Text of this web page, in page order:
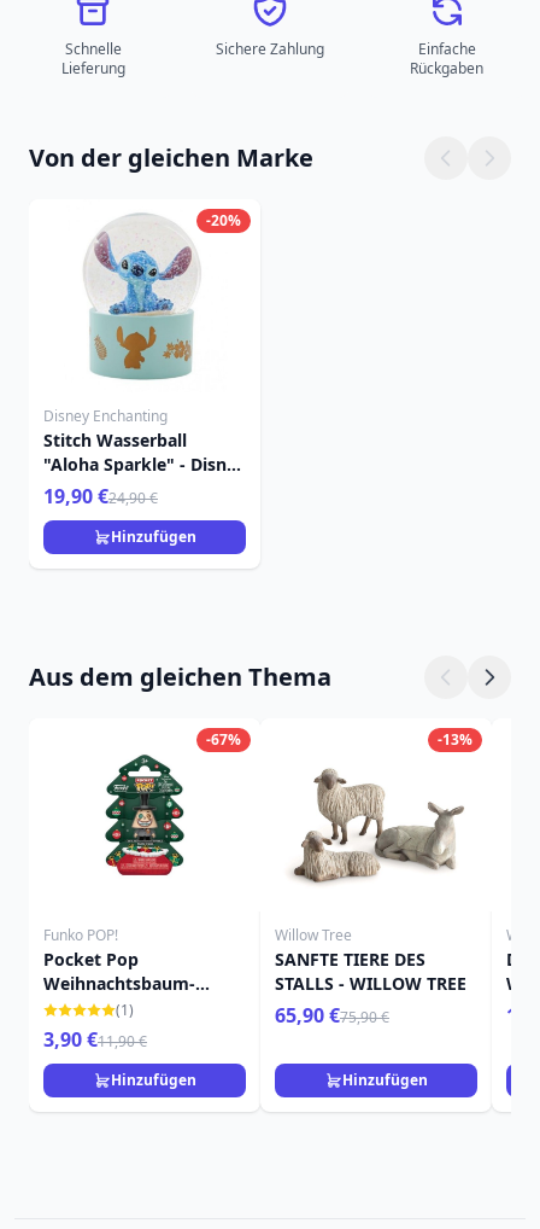
Schnelle
Lieferung
Sichere Zahlung
Einfache
Rückgaben
Von der gleichen Marke
-20%
Disney Enchanting
Stitch Wasserball
"Aloha Sparkle" - Disney
Enchanting
19,90 €24,90 €
Hinzufügen
Aus dem gleichen Thema
-67%
Funko POP!
Pocket Pop
Weihnachtsbaum-
Bürgermeister - Disney
Nightmare Before
Christmas
(1)
3,90 €11,90 €
Hinzufügen
-13%
Willow Tree
SANFTE TIERE DES
STALLS - WILLOW TREE
65,90 €75,90 €
Hinzufügen
DIE